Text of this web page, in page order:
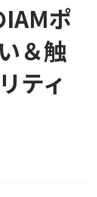
IAMポ
＆触
ティ